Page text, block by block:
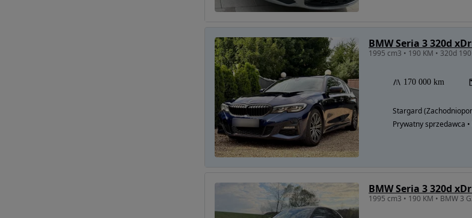
BMW Seria 3 320d
1995 cm3 • 190 KM • 320d
170 000 km
Stargard
Prywatny sprzedawca
BMW Seria 3 320d
1995 cm3 • 190 KM • BMW 3